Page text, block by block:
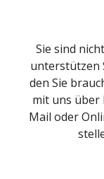
Sie sind
unterstützen
den Sie
mit uns über
Mail oder